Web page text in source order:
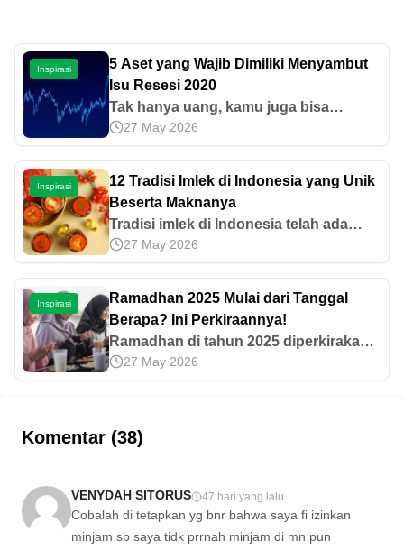
Inspirasi
5 Aset yang Wajib Dimiliki Menyambut
Isu Resesi 2020
Tak hanya uang, kamu juga bisa
menabung emas di Pegadaian.
Sebenarnya, apa saja keuntungan
menabung emas? Simak ulasannya di
sini.
27 May 2026
Inspirasi
12 Tradisi Imlek di Indonesia yang Unik
Beserta Maknanya
Tradisi imlek di Indonesia telah ada
sejak dahulu. Setiap hal yang dilakukan
mengandung makna yang mendalam.
Simak informasi selengkapnya di artikel
ini, yuk!
27 May 2026
Inspirasi
Ramadhan 2025 Mulai dari Tanggal
Berapa? Ini Perkiraannya!
Ramadhan di tahun 2025 diperkirakan
jatuh pada bulan Maret. Lantas, seperti
apa persiapan untuk menyambut
di sini!
27 May 2026
Komentar (38)
VENYDAH SITORUS 47 hari yang lalu
Cobalah di tetapkan yg bnr bahwa saya fi izinkan
minjam sb saya tidk prrnah minjam di mn pun